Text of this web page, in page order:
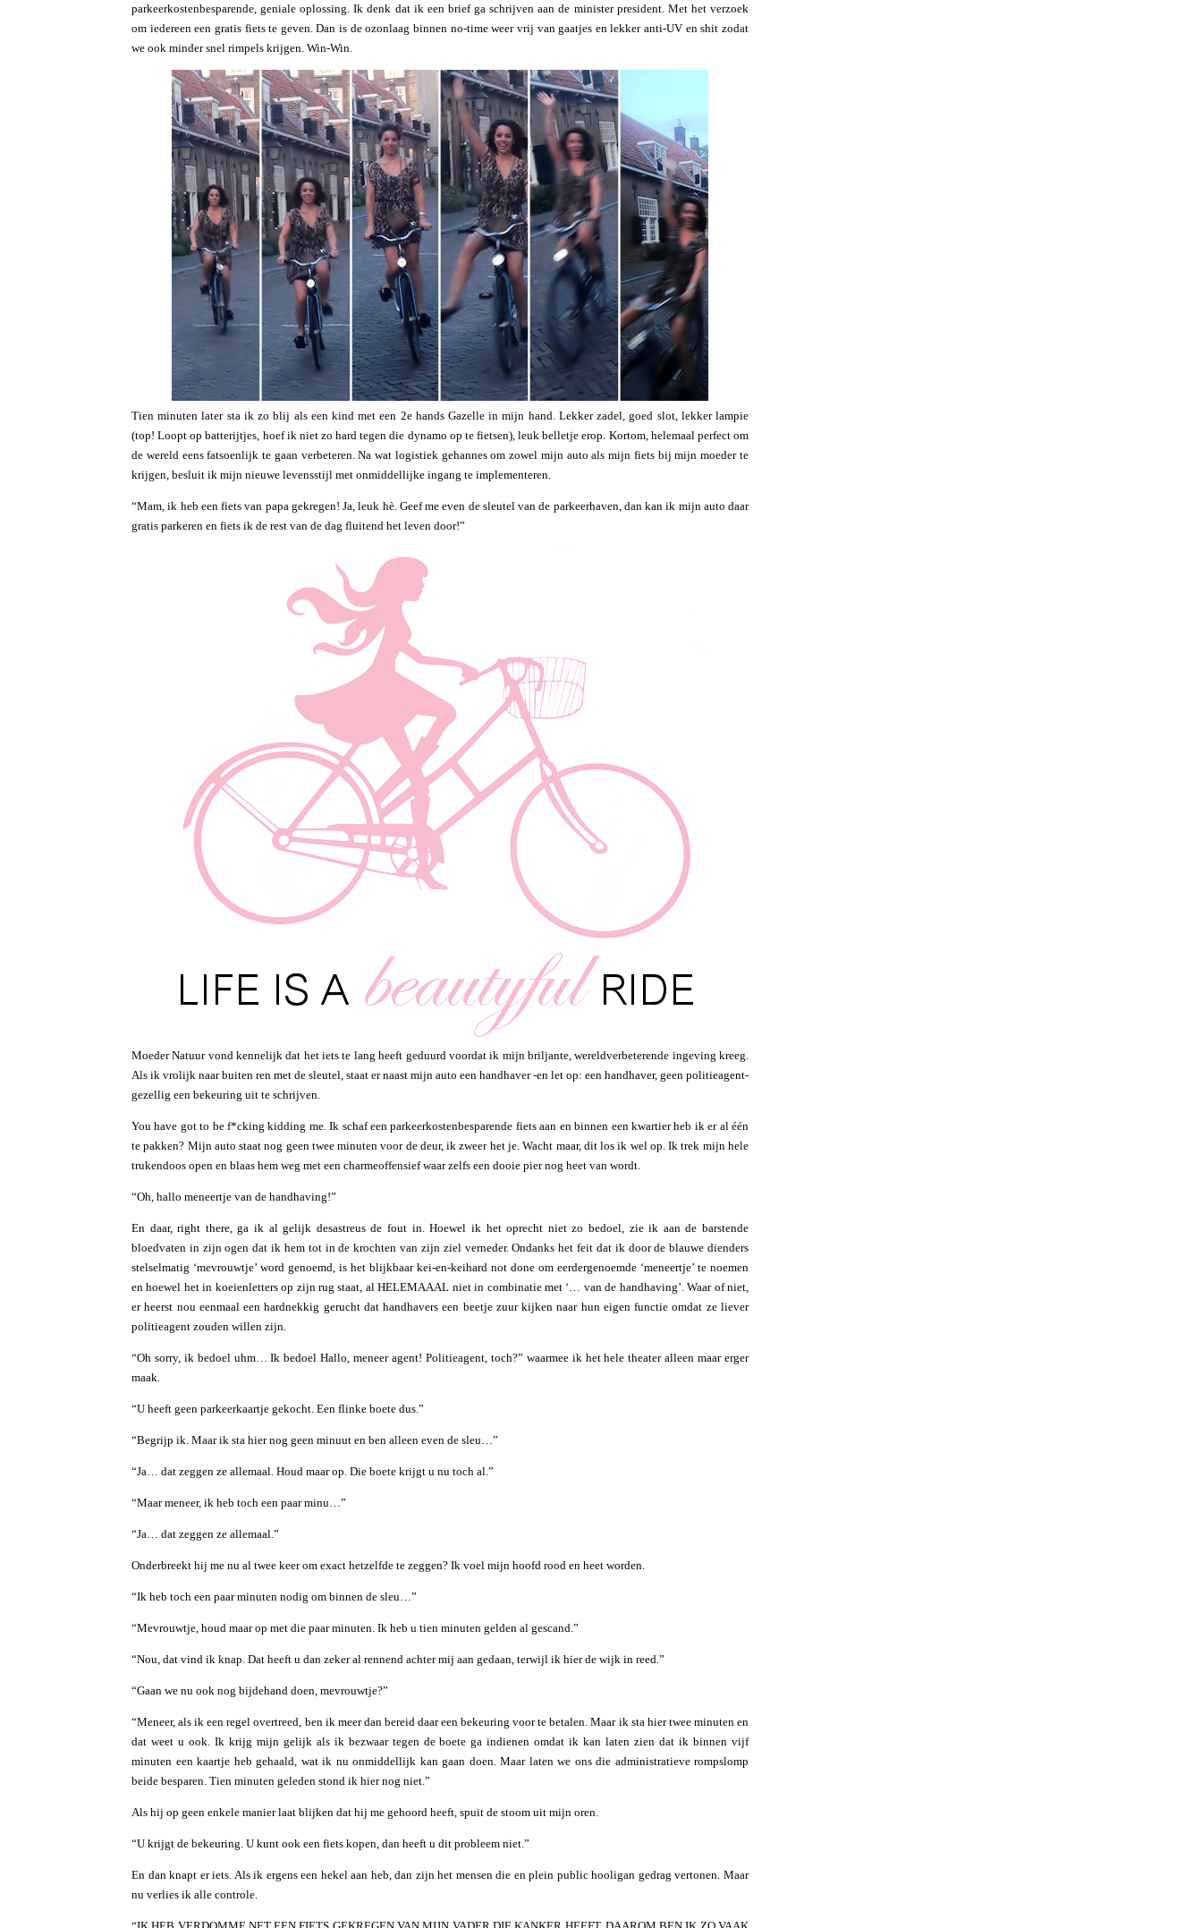
parkeerkostenbesparende, geniale oplossing. Ik denk dat ik een brief ga schrijven aan de minister president. Met het verzoek
om iedereen een gratis fiets te geven. Dan is de ozonlaag binnen no-time weer vrij van gaatjes en lekker anti-UV en shit zodat
we ook minder snel rimpels krijgen. Win-Win.
Tien minuten later sta ik zo blij als een kind met een 2e hands Gazelle in mijn hand. Lekker zadel, goed slot, lekker lampie
(top! Loopt op batterijtjes, hoef ik niet zo hard tegen die dynamo op te fietsen), leuk belletje erop. Kortom, helemaal perfect om
de wereld eens fatsoenlijk te gaan verbeteren. Na wat logistiek gehannes om zowel mijn auto als mijn fiets bij mijn moeder te
krijgen, besluit ik mijn nieuwe levensstijl met onmiddellijke ingang te implementeren.
“Mam, ik heb een fiets van papa gekregen! Ja, leuk hè. Geef me even de sleutel van de parkeerhaven, dan kan ik mijn auto daar
gratis parkeren en fiets ik de rest van de dag fluitend het leven door!”
Moeder Natuur vond kennelijk dat het iets te lang heeft geduurd voordat ik mijn briljante, wereldverbeterende ingeving kreeg.
Als ik vrolijk naar buiten ren met de sleutel, staat er naast mijn auto een handhaver -en let op: een handhaver, geen politieagent-
gezellig een bekeuring uit te schrijven.
You have got to be f*cking kidding me. Ik schaf een parkeerkostenbesparende fiets aan en binnen een kwartier heb ik er al één
te pakken? Mijn auto staat nog geen twee minuten voor de deur, ik zweer het je. Wacht maar, dit los ik wel op. Ik trek mijn hele
trukendoos open en blaas hem weg met een charmeoffensief waar zelfs een dooie pier nog heet van wordt.
“Oh, hallo meneertje van de handhaving!”
En daar, right there, ga ik al gelijk desastreus de fout in. Hoewel ik het oprecht niet zo bedoel, zie ik aan de barstende
bloedvaten in zijn ogen dat ik hem tot in de krochten van zijn ziel verneder. Ondanks het feit dat ik door de blauwe dienders
stelselmatig ‘mevrouwtje’ word genoemd, is het blijkbaar kei-en-keihard not done om eerdergenoemde ‘meneertje’ te noemen
en hoewel het in koeienletters op zijn rug staat, al HELEMAAAL niet in combinatie met ‘… van de handhaving’. Waar of niet,
er heerst nou eenmaal een hardnekkig gerucht dat handhavers een beetje zuur kijken naar hun eigen functie omdat ze liever
politieagent zouden willen zijn.
“Oh sorry, ik bedoel uhm… Ik bedoel Hallo, meneer agent! Politieagent, toch?” waarmee ik het hele theater alleen maar erger
maak.
“U heeft geen parkeerkaartje gekocht. Een flinke boete dus.”
“Begrijp ik. Maar ik sta hier nog geen minuut en ben alleen even de sleu…”
“Ja… dat zeggen ze allemaal. Houd maar op. Die boete krijgt u nu toch al.”
“Maar meneer, ik heb toch een paar minu…”
“Ja… dat zeggen ze allemaal.”
Onderbreekt hij me nu al twee keer om exact hetzelfde te zeggen? Ik voel mijn hoofd rood en heet worden.
“Ik heb toch een paar minuten nodig om binnen de sleu…”
“Mevrouwtje, houd maar op met die paar minuten. Ik heb u tien minuten gelden al gescand.”
“Nou, dat vind ik knap. Dat heeft u dan zeker al rennend achter mij aan gedaan, terwijl ik hier de wijk in reed.”
“Gaan we nu ook nog bijdehand doen, mevrouwtje?”
“Meneer, als ik een regel overtreed, ben ik meer dan bereid daar een bekeuring voor te betalen. Maar ik sta hier twee minuten en
dat weet u ook. Ik krijg mijn gelijk als ik bezwaar tegen de boete ga indienen omdat ik kan laten zien dat ik binnen vijf
minuten een kaartje heb gehaald, wat ik nu onmiddellijk kan gaan doen. Maar laten we ons die administratieve rompslomp
beide besparen. Tien minuten geleden stond ik hier nog niet.”
Als hij op geen enkele manier laat blijken dat hij me gehoord heeft, spuit de stoom uit mijn oren.
“U krijgt de bekeuring. U kunt ook een fiets kopen, dan heeft u dit probleem niet.”
En dan knapt er iets. Als ik ergens een hekel aan heb, dan zijn het mensen die en plein public hooligan gedrag vertonen. Maar
nu verlies ik alle controle.
“IK HEB VERDOMME NET EEN FIETS GEKREGEN VAN MIJN VADER DIE KANKER HEEFT. DAAROM BEN IK ZO VAAK